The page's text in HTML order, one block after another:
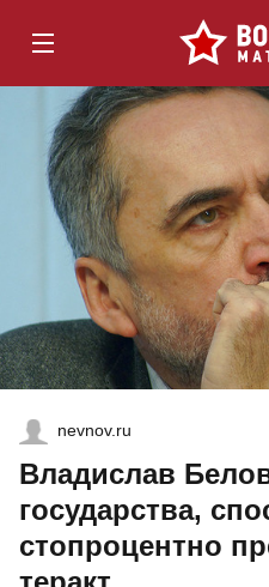
nevnov.ru
Владислав
государства,
стопроцентно